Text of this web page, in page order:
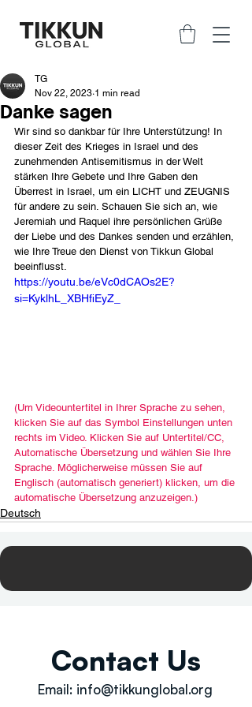
Danke sagen
TG
Nov 22, 2023 1 min read
Wir sind so dankbar für Ihre Unterstützung! In
dieser Zeit des Krieges in Israel und des
zunehmenden Antisemitismus in der Welt
stärken Ihre Gebete und Ihre Gaben den
Überrest in Israel, um ein LICHT und ZEUGNIS
für andere zu sein. Schauen Sie sich an, wie
Jeremiah und Raquel ihre persönlichen Grüße
der Liebe und des Dankes senden und erzählen,
wie Ihre Treue den Dienst von Tikkun Global
beeinflusst.
https://youtu.be/eVc0dCAOs2E?
si=KyklhL_XBHfiEyZ_
(Um Videountertitel in Ihrer Sprache zu sehen,
klicken Sie auf das Symbol Einstellungen unten
rechts im Video. Klicken Sie auf Untertitel/CC,
Automatische Übersetzung und wählen Sie Ihre
Sprache. Möglicherweise müssen Sie auf
Englisch (automatisch generiert) klicken, um die
automatische Übersetzung anzuzeigen.)
Deutsch
Contact Us
Email: info@tikkunglobal.org